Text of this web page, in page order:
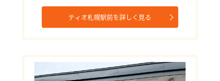
ティオ札幌駅前を詳しく見る